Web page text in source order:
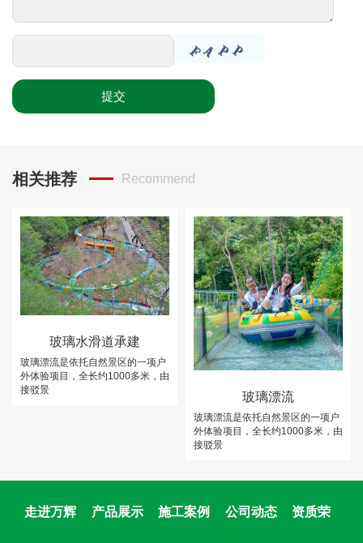
提交
相关推荐 Recommend
玻璃水滑道承建
玻璃漂流是依托自然景区的一项户
外体验项目，全长约1000多米，由
接驳景
玻璃漂流
玻璃漂流是依托自然景区的一项户
外体验项目，全长约1000多米，由
接驳景
走进万辉 产品展示 施工案例 公司动态 资质荣